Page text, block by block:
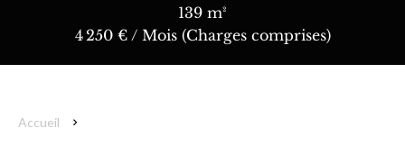
139 m²
4 250 € / Mois (Charges comprises)
Accueil